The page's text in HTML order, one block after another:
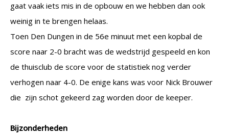
gaat vaak iets mis in de opbouw en we hebben dan ook
weinig in te brengen helaas.
Toen Den Dungen in de 56e minuut met een kopbal de
score naar 2-0 bracht was de wedstrijd gespeeld en kon
de thuisclub de score voor de statistiek nog verder
verhogen naar 4-0. De enige kans was voor Nick Brouwer
die zijn schot gekeerd zag worden door de keeper.
Bijzonderheden